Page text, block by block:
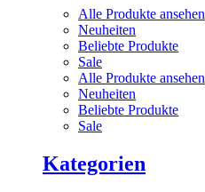
Alle Produkte ansehen
Neuheiten
Beliebte Produkte
Sale
Alle Produkte ansehen
Neuheiten
Beliebte Produkte
Sale
Kategorien